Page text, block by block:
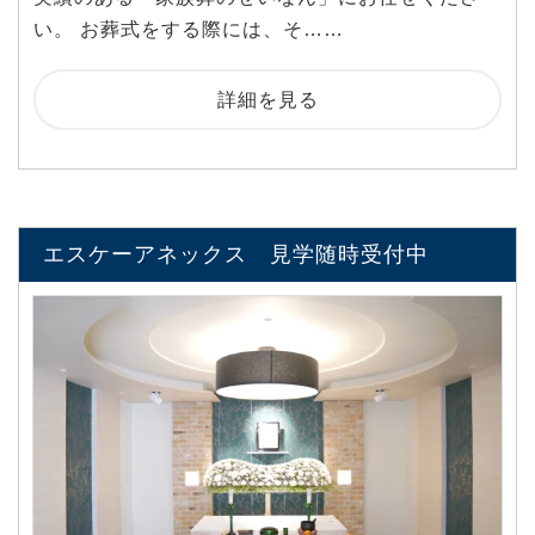
い。 お葬式をする際には、そ……
詳細を見る
エスケーアネックス 見学随時受付中